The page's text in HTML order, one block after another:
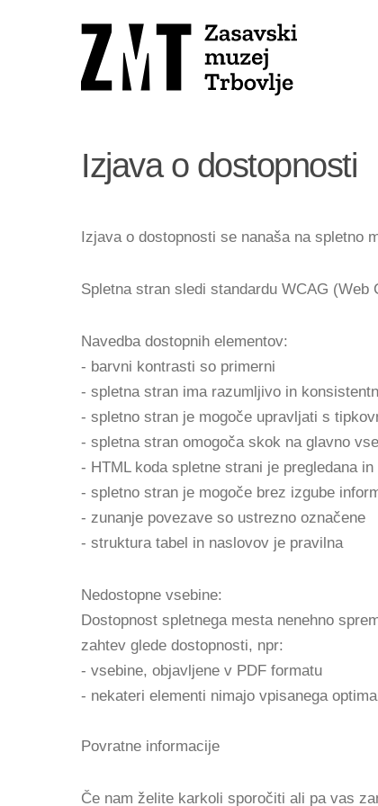
Izjava o dostopnosti
Izjava o dostopnosti se nanaša na spletno
Spletna stran sledi standardu WCAG
Navedba dostopnih elementov:
- barvni kontrasti so primerni
- spletna stran ima razumljivo in
- spletno stran je mogoče upravljati s
- spletna stran omogoča skok na glavno
- HTML koda spletne strani je pregledana
- spletno stran je mogoče brez izgube
- zunanje povezave so ustrezno označene
- struktura tabel in naslovov je pravilna
Nedostopne vsebine:
Dostopnost spletnega mesta nenehno
zahtev glede dostopnosti, npr:
- vsebine, objavljene v PDF formatu
- nekateri elementi nimajo vpisanega
Povratne informacije
Če nam želite karkoli sporočiti ali pa vas